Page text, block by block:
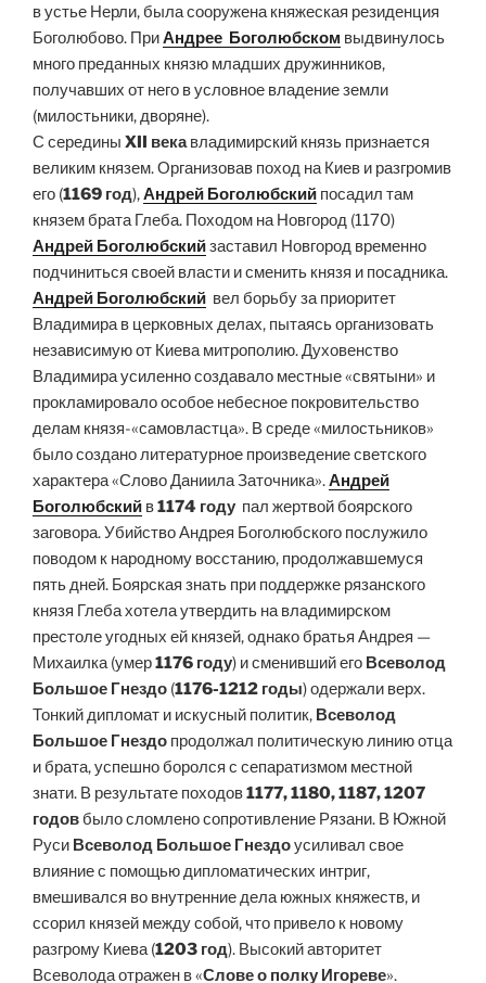
в устье Нерли, была сооружена княжеская резиденция
Боголюбово. ПриАндрее Боголюбском выдвинулось
много преданных князю младших дружинников,
получавших от него в условное владение земли
(милостьники, дворяне).
С середины XII векавладимирский князь признается
великим князем. Организовав поход на Киев и разгромив
его (1169 год),Андрей Боголюбский посадил там
князем брата Глеба. Походом на Новгород (1170)
Андрей Боголюбскийзаставил Новгород временно
подчиниться своей власти и сменить князя и посадника.
Андрей Боголюбский вел борьбу за приоритет
Владимира в церковных делах, пытаясь организовать
независимую от Киева митрополию. Духовенство
Владимира усиленно создавало местные «святыни» и
прокламировало особое небесное покровительство
делам князя-«самовластца». В среде «милостьников»
было создано литературное произведение светского
характера «Слово Даниила Заточника».Андрей
Боголюбский в1174 году пал жертвой боярского
заговора. Убийство Андрея Боголюбского послужило
поводом к народному восстанию, продолжавшемуся
пять дней. Боярская знать при поддержке рязанского
князя Глеба хотела утвердить на владимирском
престоле угодных ей князей, однако братья Андрея —
Михаилка (умер1176 году) и сменивший его Всеволод
Большое Гнездо (1176-1212 годы) одержали верх.
Тонкий дипломат и искусный политик, Всеволод
Большое Гнездо продолжал политическую линию отца
и брата, успешно боролся с сепаратизмом местной
знати. В результате походов1177, 1180, 1187, 1207
годов было сломлено сопротивление Рязани. В Южной
Руси Всеволод Большое Гнездоусиливал свое
влияние с помощью дипломатических интриг,
вмешивался во внутренние дела южных княжеств, и
ссорил князей между собой, что привело к новому
разгрому Киева (1203 год). Высокий авторитет
Всеволода отражен в «Слове о полку Игореве».